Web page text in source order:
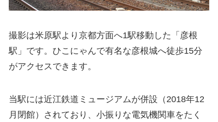
撮影は米原駅より京都方面へ1駅移動した「彦根
駅」です。ひこにゃんで有名な彦根城へ徒歩15分
がアクセスできます。
当駅には近江鉄道ミュージアムが併設（2018年12
月閉館）されており、小振りな電気機関車をたく